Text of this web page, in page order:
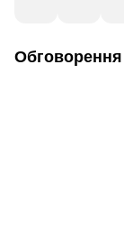
Обговорення